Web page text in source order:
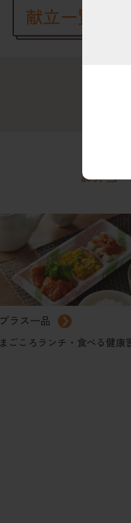
お弁当
プラス一品
まごころランチ・食べる健康